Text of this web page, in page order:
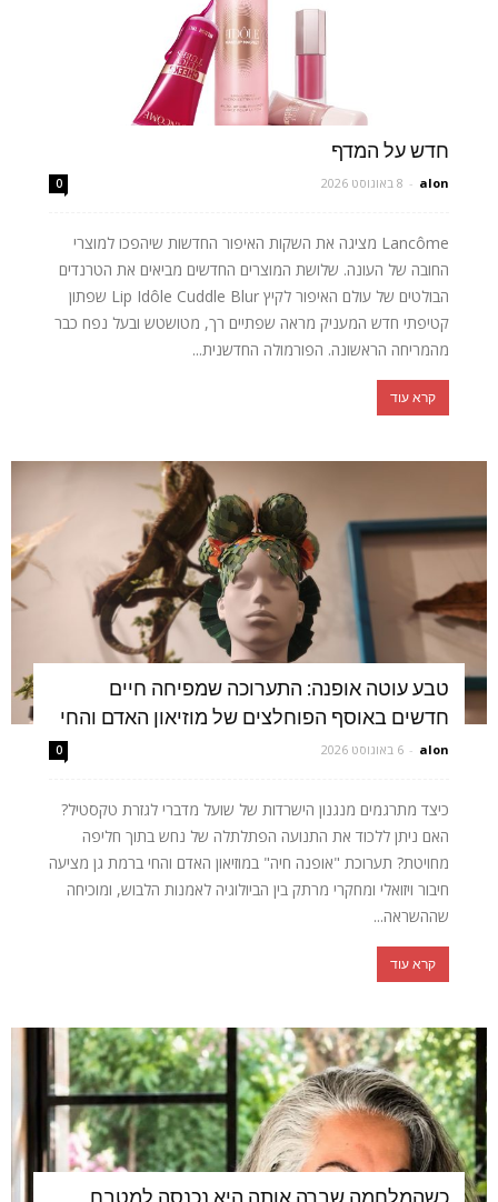
חדש על המדף
alon
- 8 באוגוסט 2026 0
Lancôme מציגה את השקות האיפור החדשות שיהפכו למוצרי
החובה של העונה. שלושת המוצרים החדשים מביאים את הטרנדים
הבולטים של עולם האיפור לקיץ Lip Idôle Cuddle Blur שפתון
קטיפתי חדש המעניק מראה שפתיים רך, מטושטש ובעל נפח כבר
מהמריחה הראשונה. הפורמולה החדשנית...
קרא עוד
טבע עוטה אופנה: התערוכה שמפיחה חיים
חדשים באוסף הפוחלצים של מוזיאון האדם והחי
alon
- 6 באוגוסט 2026 0
כיצד מתרגמים מנגנון הישרדות של שועל מדברי לגזרת טקסטיל?
האם ניתן ללכוד את התנועה הפתלתלה של נחש בתוך חליפה
מחויטת? תערוכת "אופנה חיה" במוזיאון האדם והחי ברמת גן מציעה
חיבור ויזואלי ומחקרי מרתק בין הביולוגיה לאמנות הלבוש, ומוכיחה
שההשראה...
קרא עוד
כשהמלחמה שברה אותה היא נכנסה למטבח,